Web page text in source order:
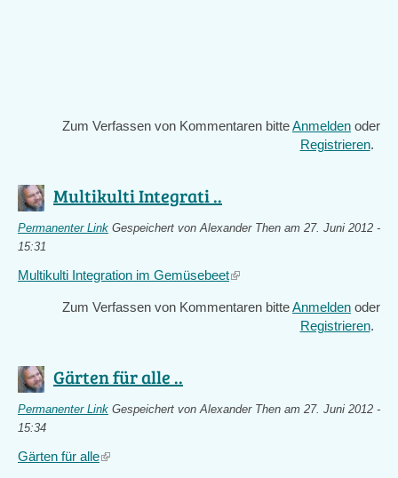
Zum Verfassen von Kommentaren bitteAnmelden oder
Registrieren.
Multikulti Integrati ..
Permanenter Link Gespeichert vonAlexander Then am 27. Juni 2012 -
15:31
Multikulti Integration im Gemüsebeet(link
external)
Zum Verfassen von Kommentaren bitteAnmelden oder
Registrieren.
Gärten für alle ..
Permanenter Link Gespeichert vonAlexander Then am 27. Juni 2012 -
15:34
Gärten für alle(link